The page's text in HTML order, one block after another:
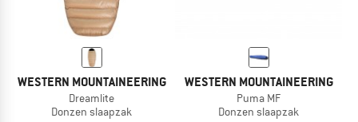
WESTERN MOUNTAINEERING
Dreamlite
Donzen slaapzak
WESTERN MOUNTAINEERING
Puma MF
Donzen slaapzak